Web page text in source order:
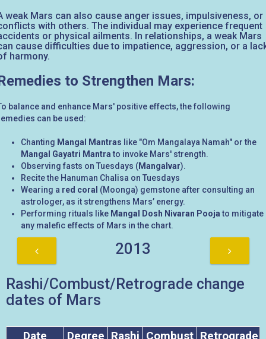
weak Mars can also cause anger issues, impulsiveness, or
with others. The individual may experience frequent
or physical ailments. In relationships, a weak Mars
cause difficulties due to impatience, aggression, or a
harmony.
to Strengthen Mars:
balance and enhance Mars' positive effects, the following
can be used:
Chanting Mangal Mantras like "Om Mangalaya Namah" or the
Mangal Gayatri Mantrato invoke Mars' strength.
Observing fasts on Tuesdays (Mangalvar).
Recite the Hanuman Chalisa on Tuesdays
Wearing a red coral (Moonga) gemstone after consulting an
astrologer, as it strengthens Mars’ energy.
Performing rituals like Mangal Dosh Nivaran Poojato mitigate
any malefic effects of Mars in the chart.
2013
Rashi/Combust/Retrograde change
dates of Mars
Date Degree Rashi Combust Retrograde